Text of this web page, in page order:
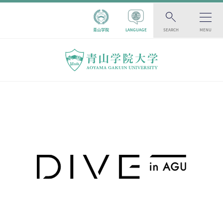
青山学院 LANGUAGE SEARCH MENU